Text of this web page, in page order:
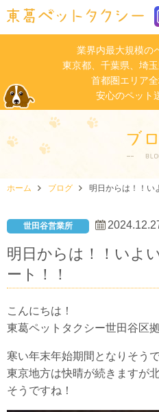
業界内最大規模の
東京都、千葉県、埼
首都圏エリア全
安心のペット
ホーム ブログ 明日からは！！い
世田谷営業所
明日からは！！いよ
ート！！
こんにちは！
東葛ペットタクシー世田谷区拠
寒い年末年始期間となりそうで
東京地方は快晴が続きますが
そうですね！